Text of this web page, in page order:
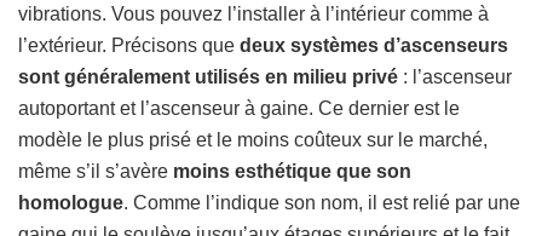
vibrations. Vous pouvez l’installer à l’intérieur comme à
l’extérieur. Précisons que deux systèmes d’ascenseurs
sont généralement utilisés en milieu privé : l’ascenseur
autoportant et l’ascenseur à gaine. Ce dernier est le
modèle le plus prisé et le moins coûteux sur le marché,
même s’il s’avère moins esthétique que son
homologue. Comme l’indique son nom, il est relié par une